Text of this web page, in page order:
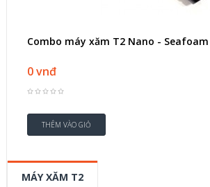
Combo máy xăm T2 Nano - Seafoam
0 vnđ
MÁY XĂM T2